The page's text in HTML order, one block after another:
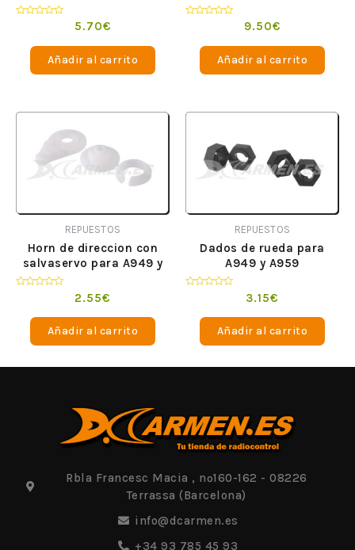
5.70€
Añadir al carrito
9.50€
Añadir al carrito
REPUESTOS
Horn de direccion con
salvaservo para A949 y
2.55€
Añadir al carrito
REPUESTOS
Dados de rueda para
A949 y A959
3.15€
Añadir al carrito
Rbla Francesc Macia , nº160-162 - 08226
Terrassa (Barcelona)
info@dcarmen.es
+34 93 785 45 93